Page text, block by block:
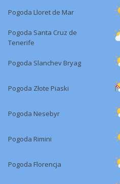
Pogoda Lloret de Mar
Pogoda Santa Cruz de
Tenerife
Pogoda Slanchev Bryag
Pogoda Złote Piaski
Pogoda Nesebyr
Pogoda Rimini
Pogoda Florencja